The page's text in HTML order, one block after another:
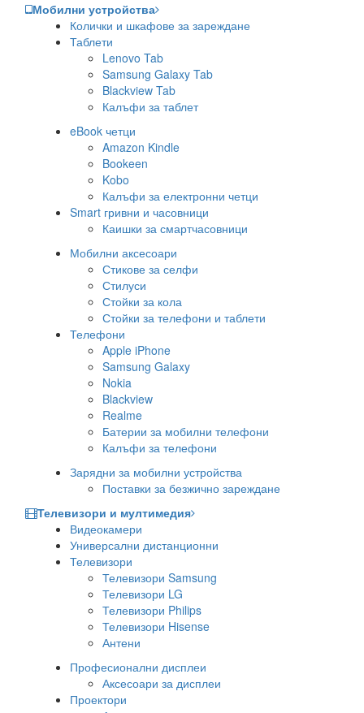
Мобилни устройства
Колички и шкафове за зареждане
Таблети
Lenovo Tab
Samsung Galaxy Tab
Blackview Tab
Калъфи за таблет
eBook четци
Amazon Kindle
Bookeen
Kobo
Калъфи за електронни четци
Smart гривни и часовници
Каишки за смартчасовници
Мобилни аксесоари
Стикове за селфи
Стилуси
Стойки за кола
Стойки за телефони и таблети
Телефони
Apple iPhone
Samsung Galaxy
Nokia
Blackview
Realme
Батерии за мобилни телефони
Калъфи за телефони
Зарядни за мобилни устройства
Поставки за безжично зареждане
Телевизори и мултимедия
Видеокамери
Универсални дистанционни
Телевизори
Телевизори Samsung
Телевизори LG
Телевизори Philips
Телевизори Hisense
Антени
Професионални дисплеи
Аксесоари за дисплеи
Проектори